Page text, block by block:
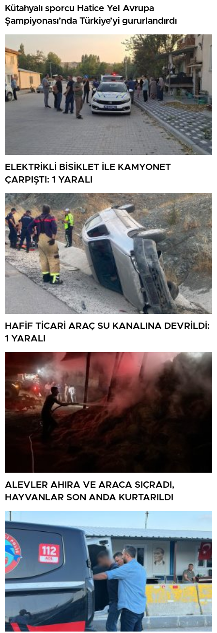
Kütahyalı sporcu Hatice Yel Avrupa
Şampiyonası’nda Türkiye’yi gururlandırdı
ELEKTRİKLİ BİSİKLET İLE KAMYONET
ÇARPIŞTI: 1 YARALI
HAFİF TİCARİ ARAÇ SU KANALINA DEVRİLDİ:
1 YARALI
ALEVLER AHIRA VE ARACA SIÇRADI,
HAYVANLAR SON ANDA KURTARILDI